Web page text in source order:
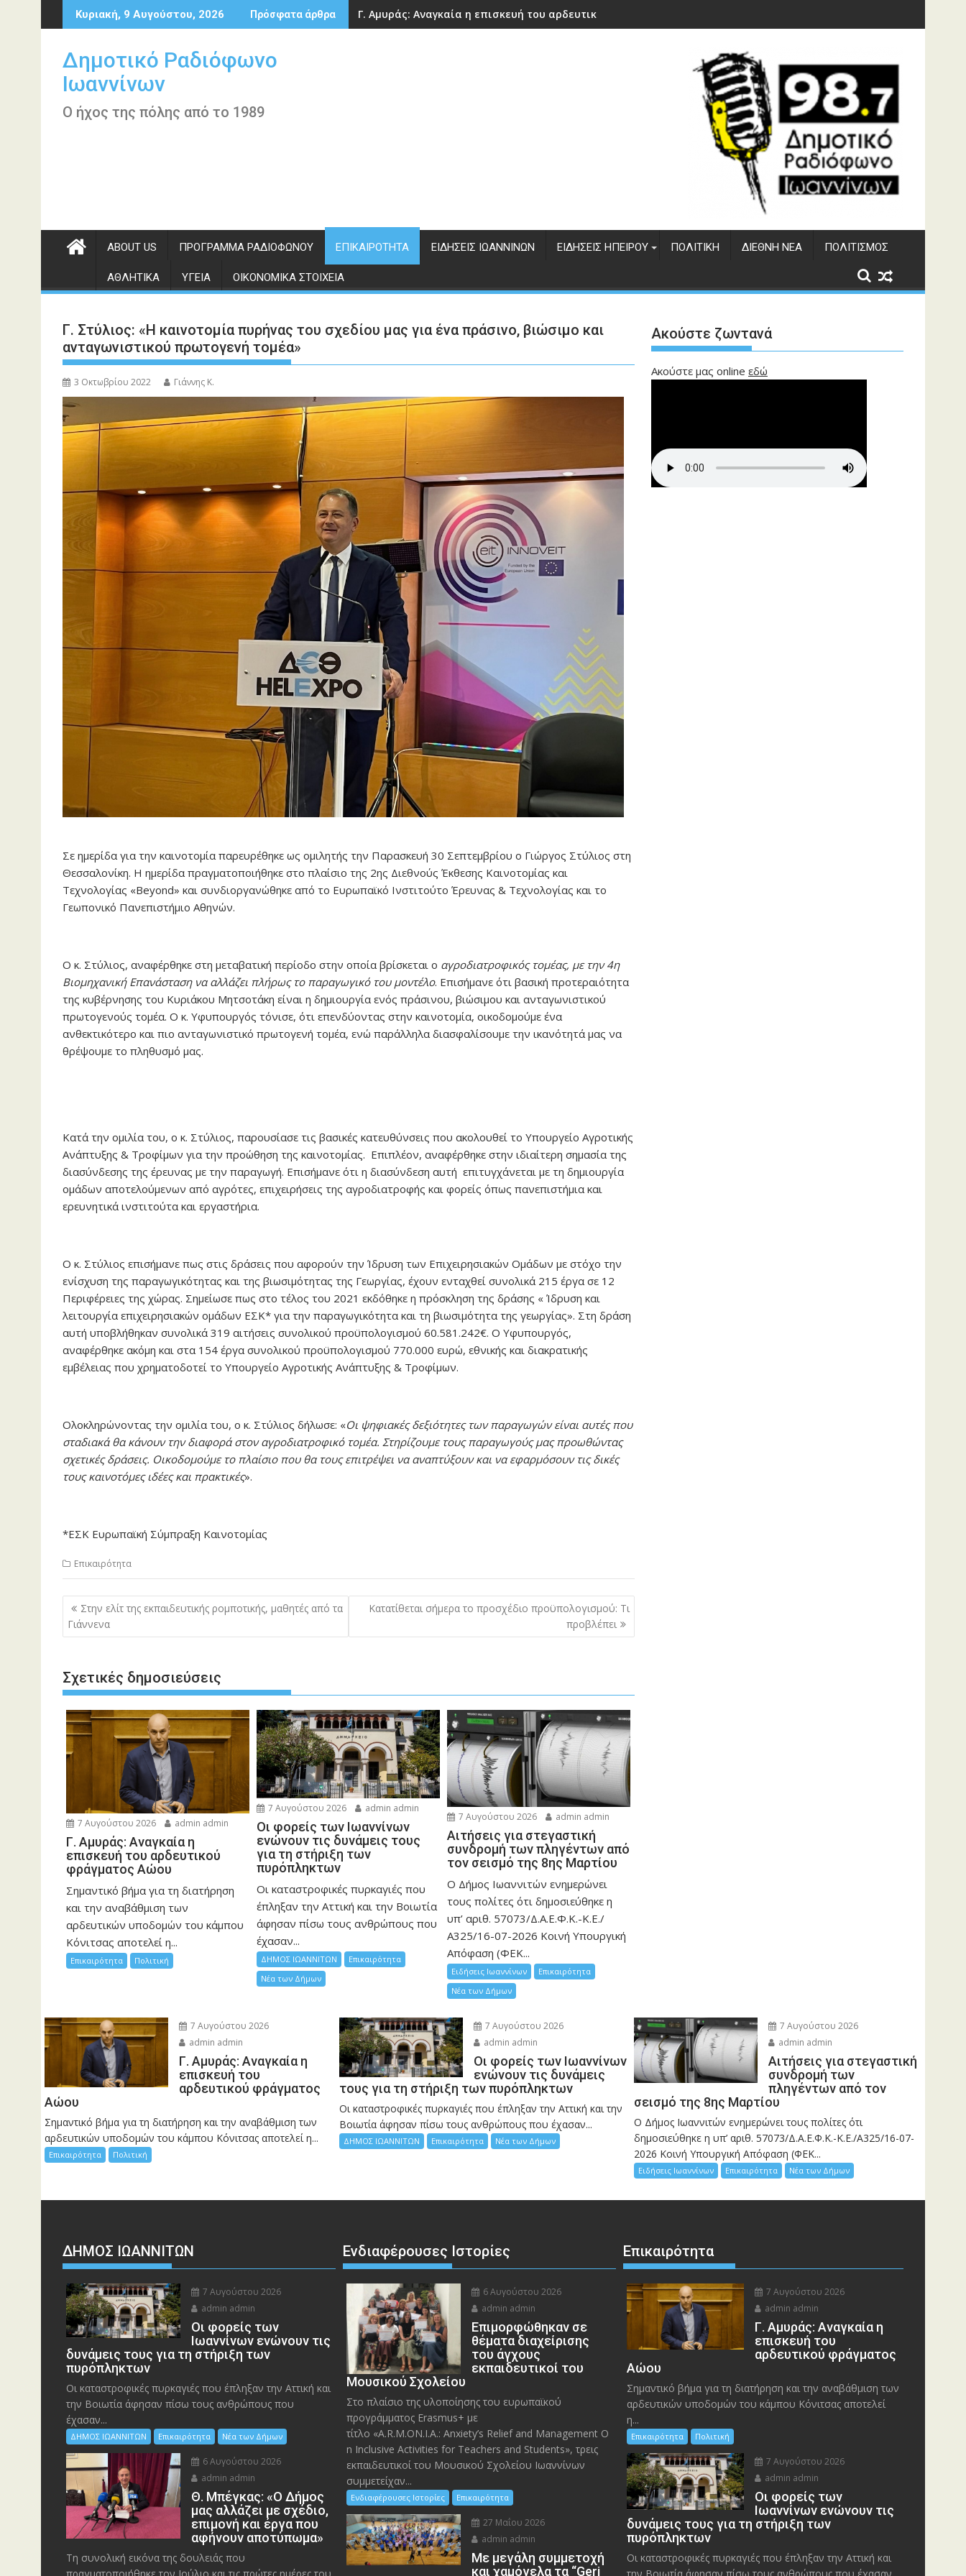
Περάστε
στο
Κυριακή, 9 Αυγούστου, 2026 Πρόσφατα άρθρα Γ. Αμυράς: Αναγκαία η επισκευή του αρδευτικού φράγματος Αώου
Δημοτικό Ραδιόφωνο
Ιωαννίνων
Ο ήχος της πόλης από το 1989
ABOUT US ΠΡΌΓΡΑΜΜΑ ΡΑΔΙΟΦΏΝΟΥ ΕΠΙΚΑΙΡΌΤΗΤΑ ΕΙΔΉΣΕΙΣ ΙΩΑΝΝΊΝΩΝ ΕΙΔΉΣΕΙΣ ΗΠΕΊΡΟΥ ΠΟΛΙΤΙΚΉ ΔΙΕΘΝΉ ΝΈΑ ΠΟΛΙΤΙΣΜΌΣ
ΑΘΛΗΤΙΚΆ ΥΓΕΊΑ ΟΙΚΟΝΟΜΙΚΆ ΣΤΟΙΧΕΊΑ
Γ. Στύλιος: «Η καινοτομία πυρήνας του σχεδίου μας για ένα πράσινο, βιώσιμο και
ανταγωνιστικού πρωτογενή τομέα»
3 Οκτωβρίου 2022 Γιάννης Κ.
Σε ημερίδα για την καινοτομία παρευρέθηκε ως ομιλητής την Παρασκευή 30 Σεπτεμβρίου ο Γιώργος Στύλιος στη
Θεσσαλονίκη. Η ημερίδα πραγματοποιήθηκε στο πλαίσιο της 2ης Διεθνούς Έκθεσης Καινοτομίας και
Τεχνολογίας «Beyond» και συνδιοργανώθηκε από το Ευρωπαϊκό Ινστιτούτο Έρευνας & Τεχνολογίας και το
Γεωπονικό Πανεπιστήμιο Αθηνών.
Ο κ. Στύλιος, αναφέρθηκε στη μεταβατική περίοδο στην οποία βρίσκεται ο αγροδιατροφικός τομέας, με την 4η
Βιομηχανική Επανάσταση να αλλάζει πλήρως το παραγωγικό του μοντέλο. Επισήμανε ότι βασική προτεραιότητα
της κυβέρνησης του Κυριάκου Μητσοτάκη είναι η δημιουργία ενός πράσινου, βιώσιμου και ανταγωνιστικού
πρωτογενούς τομέα. Ο κ. Υφυπουργός τόνισε, ότι επενδύοντας στην καινοτομία, οικοδομούμε ένα
ανθεκτικότερο και πιο ανταγωνιστικό πρωτογενή τομέα, ενώ παράλληλα διασφαλίσουμε την ικανότητά μας να
θρέψουμε το πληθυσμό μας.
Κατά την ομιλία του, ο κ. Στύλιος, παρουσίασε τις βασικές κατευθύνσεις που ακολουθεί το Υπουργείο Αγροτικής
Ανάπτυξης & Τροφίμων για την προώθηση της καινοτομίας. Επιπλέον, αναφέρθηκε στην ιδιαίτερη σημασία της
διασύνδεσης της έρευνας με την παραγωγή. Επισήμανε ότι η διασύνδεση αυτή επιτυγχάνεται με τη δημιουργία
ομάδων αποτελούμενων από αγρότες, επιχειρήσεις της αγροδιατροφής και φορείς όπως πανεπιστήμια και
ερευνητικά ινστιτούτα και εργαστήρια.
Ο κ. Στύλιος επισήμανε πως στις δράσεις που αφορούν την Ίδρυση των Επιχειρησιακών Ομάδων με στόχο την
ενίσχυση της παραγωγικότητας και της βιωσιμότητας της Γεωργίας, έχουν ενταχθεί συνολικά 215 έργα σε 12
Περιφέρειες της χώρας. Σημείωσε πως στο τέλος του 2021 εκδόθηκε η πρόσκληση της δράσης « Ίδρυση και
λειτουργία επιχειρησιακών ομάδων ΕΣΚ* για την παραγωγικότητα και τη βιωσιμότητα της γεωργίας». Στη δράση
αυτή υποβλήθηκαν συνολικά 319 αιτήσεις συνολικού προϋπολογισμού 60.581.242€. Ο Υφυπουργός,
αναφέρθηκε ακόμη και στα 154 έργα συνολικού προϋπολογισμού 770.000 ευρώ, εθνικής και διακρατικής
εμβέλειας που χρηματοδοτεί το Υπουργείο Αγροτικής Ανάπτυξης & Τροφίμων.
Ολοκληρώνοντας την ομιλία του, ο κ. Στύλιος δήλωσε: «Οι ψηφιακές δεξιότητες των παραγωγών είναι αυτές που
σταδιακά θα κάνουν την διαφορά στον αγροδιατροφικό τομέα. Στηρίζουμε τους παραγωγούς μας προωθώντας
σχετικές δράσεις. Οικοδομούμε το πλαίσιο που θα τους επιτρέψει να αναπτύξουν και να εφαρμόσουν τις δικές
τους καινοτόμες ιδέες και πρακτικές».
*ΕΣΚ Ευρωπαϊκή Σύμπραξη Καινοτομίας
Επικαιρότητα
Πλοήγηση
άρθρων
Στην ελίτ της εκπαιδευτικής ρομποτικής, μαθητές από τα
Γιάννενα
Κατατίθεται σήμερα το προσχέδιο προϋπολογισμού: Τι
προβλέπει
Σχετικές δημοσιεύσεις
7 Αυγούστου 2026 admin admin
Γ. Αμυράς: Αναγκαία η
επισκευή του αρδευτικού
φράγματος Αώου
Σημαντικό βήμα για τη διατήρηση
και την αναβάθμιση των
αρδευτικών υποδομών του κάμπου
Κόνιτσας αποτελεί η...
Επικαιρότητα Πολιτική
7 Αυγούστου 2026 admin admin
Οι φορείς των Ιωαννίνων
ενώνουν τις δυνάμεις τους
για τη στήριξη των
πυρόπληκτων
Οι καταστροφικές πυρκαγιές που
έπληξαν την Αττική και την Bοιωτία
άφησαν πίσω τους ανθρώπους που
έχασαν...
ΔΗΜΟΣ ΙΩΑΝΝΙΤΩΝ
Επικαιρότητα
Νέα των Δήμων
7 Αυγούστου 2026 admin admin
Αιτήσεις για στεγαστική
συνδρομή των πληγέντων από
τον σεισμό της 8ης Μαρτίου
Ο Δήμος Ιωαννιτών ενημερώνει
τους πολίτες ότι δημοσιεύθηκε η
υπ’ αριθ. 57073/Δ.Α.Ε.Φ.Κ.-Κ.Ε./
Α325/16-07-2026 Κοινή Υπουργική
Απόφαση (ΦΕΚ...
Ειδήσεις Ιωαννίνων
Επικαιρότητα
Νέα των Δήμων
Ακούστε ζωντανά
Ακούστε μας online εδώ
7 Αυγούστου 2026
admin admin
Γ. Αμυράς: Αναγκαία η
επισκευή του
αρδευτικού φράγματος
Αώου
Σημαντικό βήμα για τη διατήρηση και την αναβάθμιση των
αρδευτικών υποδομών του κάμπου Κόνιτσας αποτελεί η...
Επικαιρότητα Πολιτική
7 Αυγούστου 2026
admin admin
Οι φορείς των Ιωαννίνων
ενώνουν τις δυνάμεις
τους για τη στήριξη των πυρόπληκτων
Οι καταστροφικές πυρκαγιές που έπληξαν την Αττική και την
Bοιωτία άφησαν πίσω τους ανθρώπους που έχασαν...
ΔΗΜΟΣ ΙΩΑΝΝΙΤΩΝ Επικαιρότητα Νέα των Δήμων
7 Αυγούστου 2026
admin admin
Αιτήσεις για στεγαστική
συνδρομή των
πληγέντων από τον
σεισμό της 8ης Μαρτίου
Ο Δήμος Ιωαννιτών ενημερώνει τους πολίτες ότι
δημοσιεύθηκε η υπ’ αριθ. 57073/Δ.Α.Ε.Φ.Κ.-Κ.Ε./Α325/16-07-
2026 Κοινή Υπουργική Απόφαση (ΦΕΚ...
Ειδήσεις Ιωαννίνων Επικαιρότητα Νέα των Δήμων
ΔΗΜΟΣ ΙΩΑΝΝΙΤΩΝ
7 Αυγούστου 2026
admin admin
Οι φορείς των
Ιωαννίνων ενώνουν τις
δυνάμεις τους για τη στήριξη των
πυρόπληκτων
Οι καταστροφικές πυρκαγιές που έπληξαν την Αττική και
την Bοιωτία άφησαν πίσω τους ανθρώπους που
έχασαν...
ΔΗΜΟΣ ΙΩΑΝΝΙΤΩΝ Επικαιρότητα Νέα των Δήμων
6 Αυγούστου 2026
admin admin
Θ. Μπέγκας: «Ο Δήμος
μας αλλάζει με σχέδιο,
επιμονή και έργα που
αφήνουν αποτύπωμα»
Τη συνολική εικόνα της δουλειάς που
Ενδιαφέρουσες Ιστορίες
6 Αυγούστου 2026
admin admin
Eπιμορφώθηκαν σε
θέματα διαχείρισης
του άγχους
εκπαιδευτικοί του
Μουσικού Σχολείου
Στο πλαίσιο της υλοποίησης του ευρωπαϊκού
προγράμματος Erasmus+ με
τίτλο «A.R.M.ON.I.A.: Anxiety’s Relief and Management O
n Inclusive Activities for Teachers and Students», τρεις
εκπαιδευτικοί του Μουσικού Σχολείου Ιωαννίνων
συμμετείχαν...
Ενδιαφέρουσες Ιστορίες Επικαιρότητα
27 Μαΐου 2026
admin admin
Με μεγάλη συμμετοχή
και χαμόγελα τα “Geri
Επικαιρότητα
7 Αυγούστου 2026
admin admin
Γ. Αμυράς: Αναγκαία η
επισκευή του
αρδευτικού φράγματος
Αώου
Σημαντικό βήμα για τη διατήρηση και την αναβάθμιση των
αρδευτικών υποδομών του κάμπου Κόνιτσας αποτελεί
η...
Επικαιρότητα Πολιτική
7 Αυγούστου 2026
admin admin
Οι φορείς των
Ιωαννίνων ενώνουν τις
δυνάμεις τους για τη στήριξη των
πυρόπληκτων
Οι καταστροφικές πυρκαγιές που έπληξαν την Αττική και